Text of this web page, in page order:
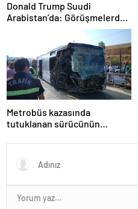
Donald Trump Suudi
Arabistan’da: Görüşmelerde
Metrobüs kazasında
tutuklanan sürücünün